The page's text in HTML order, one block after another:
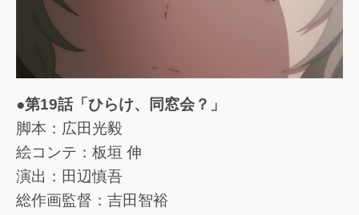
●第19話「ひらけ、同窓会？」
脚本：広田光毅
絵コンテ：板垣 伸
演出：田辺慎吾
総作画監督：吉田智裕